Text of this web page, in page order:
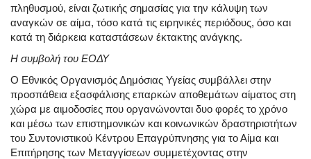
πληθυσμού, είναι ζωτικής σημασίας για την κάλυψη των
αναγκών σε αίμα, τόσο κατά τις ειρηνικές περιόδους, όσο και
κατά τη διάρκεια καταστάσεων έκτακτης ανάγκης.
Η συμβολή του ΕΟΔΥ
Ο Εθνικός Οργανισμός Δημόσιας Υγείας συμβάλλει στην
προσπάθεια εξασφάλισης επαρκών αποθεμάτων αίματος στη
χώρα με αιμοδοσίες που οργανώνονται δυο φορές το χρόνο
και μέσω των επιστημονικών και κοινωνικών δραστηριοτήτων
του Συντονιστικού Κέντρου Επαγρύπνησης για το Αίμα και
Επιτήρησης των Μεταγγίσεων συμμετέχοντας στην